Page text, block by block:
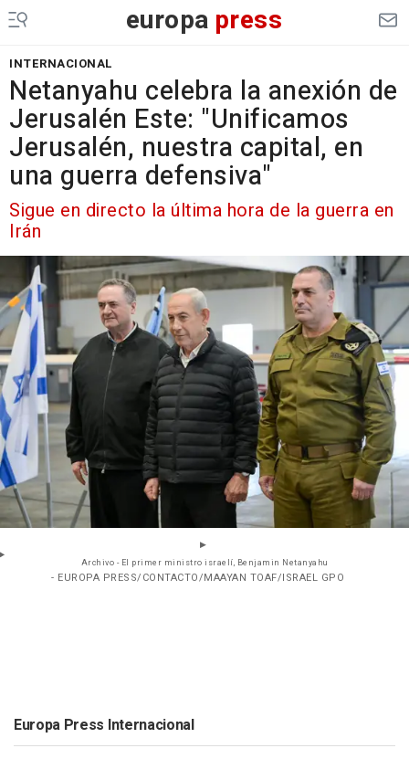
europa press
INTERNACIONAL
Netanyahu celebra la anexión de
Jerusalén Este: "Unificamos
Jerusalén, nuestra capital, en
una guerra defensiva"
Sigue en directo la última hora de la guerra en
Irán
Archivo - El primer ministro israelí, Benjamin Netanyahu
- EUROPA PRESS/CONTACTO/MAAYAN TOAF/ISRAEL GPO
Europa Press Internacional